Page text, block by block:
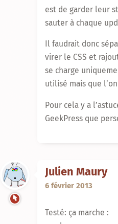
est de garder leur
sauter à chaque
Il faudrait donc
virer le CSS et
se charge
utilisé mais que
Pour cela y a
GeekPress que
Julien Maury
6 février 2013
Testé: ça marche :